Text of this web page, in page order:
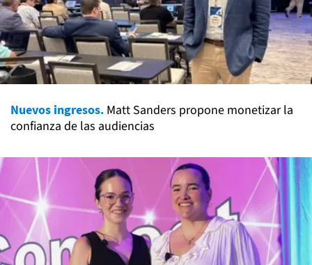
Nuevos ingresos. Matt Sanders propone monetizar la
confianza de las audiencias